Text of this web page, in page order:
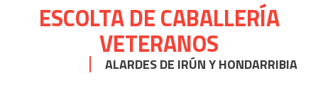
ESCOLTA DE CABALLERÍA
VETERANOS
ALARDES DE IRÚN Y HONDARRIBIA